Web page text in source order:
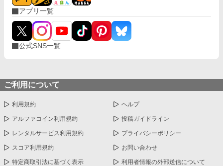
アプリ一覧
公式SNS一覧
ご利用について
利用規約 ヘルプ
アルファコイン利用規約 投稿ガイドライン
レンタルサービス利用規約 プライバシーポリシー
スコア利用規約 お問い合わせ
特定商取引法に基づく表示 利用者情報の外部送信について